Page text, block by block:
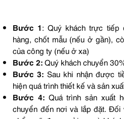
Bước 1: Quý khách trực tiếp
hàng, chốt mẫu (nếu ở gần),
của công ty (nếu ở xa)
Bước 2:Quý khách chuyển
Bước 3: Sau khi nhận được
hiện quá trình thiết kế và sản
Bước 4:Quá trình sản xuất
chuyển đến nơi và lắp đặt.